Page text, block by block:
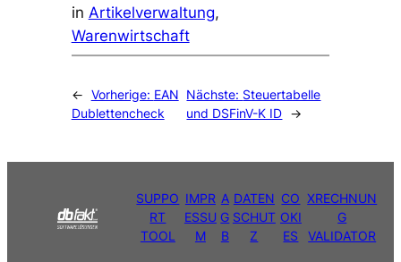
in Artikelverwaltung
Warenwirtschaft
← Vorherige: EAN
Dublettencheck
Nächste: Steuertabelle
und DSFinV-K ID →
SUPPO
RT
TOOL
IMPR
ESSU
M
A
G
B
DATEN
SCHUT
Z
CO
OKI
ES
XRECHNUN
G
VALIDATOR